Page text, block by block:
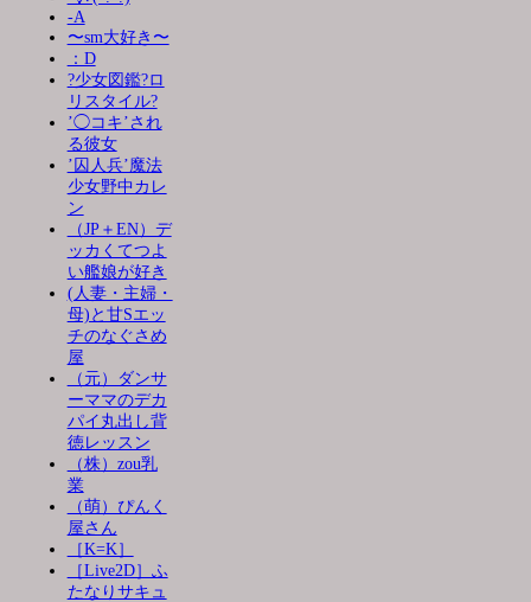
-A
〜sm大好き〜
：D
?少女図鑑?ロ
リスタイル?
’◯コキ’され
る彼女
’囚人兵’魔法
少女野中カレ
ン
（JP＋EN）デ
ッカくてつよ
い艦娘が好き
(人妻・主婦・
母)と甘Sエッ
チのなぐさめ
屋
（元）ダンサ
ーママのデカ
パイ丸出し背
徳レッスン
（株）zou乳
業
（萌）ぴんく
屋さん
［K=K］
［Live2D］ふ
たなりサキュ